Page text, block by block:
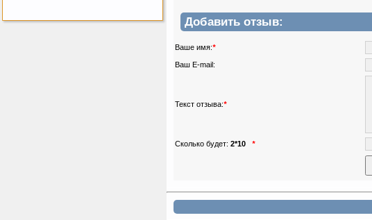
Добавить отзыв:
Ваше имя:*
Ваш E-mail:
Текст отзыва:*
Сколько будет: 2*10 *